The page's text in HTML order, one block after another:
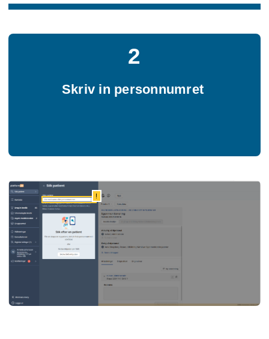
2
Skriv in personnumret
!